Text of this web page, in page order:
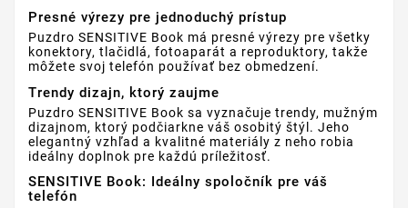
Presné výrezy pre jednoduchý prístup
Puzdro SENSITIVE Book má presné výrezy pre všetky
konektory, tlačidlá, fotoaparát a reproduktory, takže
môžete svoj telefón používať bez obmedzení.
Trendy dizajn, ktorý zaujme
Puzdro SENSITIVE Book sa vyznačuje trendy, mužným
dizajnom, ktorý podčiarkne váš osobitý štýl. Jeho
elegantný vzhľad a kvalitné materiály z neho robia
ideálny doplnok pre každú príležitosť.
SENSITIVE Book: Ideálny spoločník pre váš
telefón